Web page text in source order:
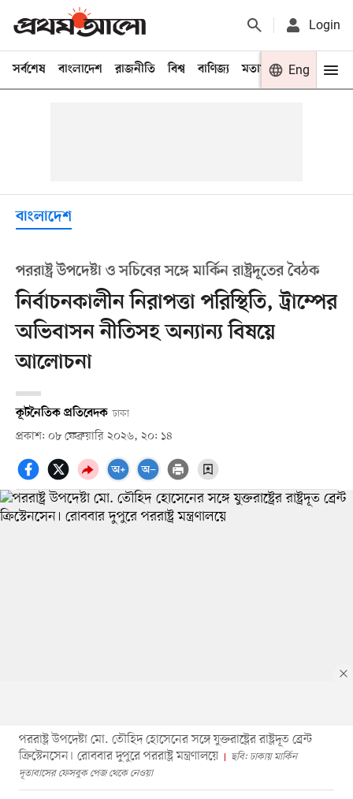
Login
সর্বশেষ বাংলাদেশ রাজনীতি বিশ্ব বাণিজ্য মতামত খেলা
Eng
বাংলাদেশ
পররাষ্ট্র উপদেষ্টা ও সচিবের সঙ্গে মার্কিন রাষ্ট্রদূতের বৈঠক
নির্বাচনকালীন নিরাপত্তা পরিস্থিতি, ট্রাম্পের
অভিবাসন নীতিসহ অন্যান্য বিষয়ে
আলোচনা
কূটনৈতিক প্রতিবেদক ঢাকা
প্রকাশ: ০৮ ফেব্রুয়ারি ২০২৬, ২০: ১৪
পররাষ্ট্র উপদেষ্টা মো. তৌহিদ হোসেনের সঙ্গে যুক্তরাষ্ট্রের রাষ্ট্রদূত ব্রেন্ট
ক্রিস্টেনসেন। রোববার দুপুরে পররাষ্ট্র মন্ত্রণালয়ে
ছবি: ঢাকায় মার্কিন
দূতাবাসের ফেসবুক পেজ থেকে নেওয়া